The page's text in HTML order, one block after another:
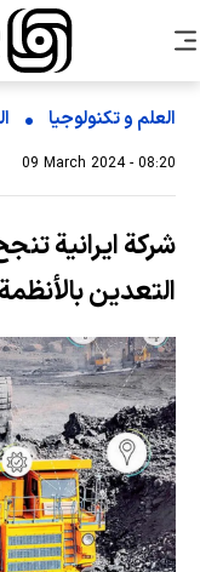
العلم و تکنولوجیا
09 March 2024 - 08:20
شركة ايرانية
التعدين